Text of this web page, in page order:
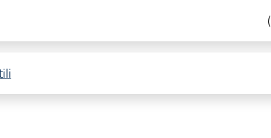
(